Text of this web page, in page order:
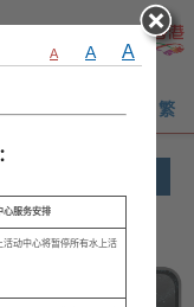
繁
A A A
心服务安排
活动中心将暂停所有水上活